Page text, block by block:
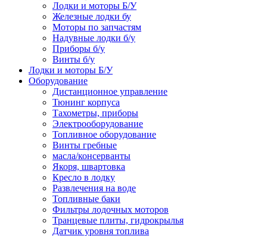
Лодки и моторы Б/У
Железные лодки бу
Моторы по запчастям
Надувные лодки б/у
Приборы б/у
Винты б/у
Лодки и моторы Б/У
Оборудование
Дистанционное управление
Тюнинг корпуса
Тахометры, приборы
Электрооборудование
Топливное оборудование
Винты гребные
масла/консерванты
Якоря, швартовка
Кресло в лодку
Развлечения на воде
Топливные баки
Фильтры лодочных моторов
Транцевые плиты, гидрокрылья
Датчик уровня топлива